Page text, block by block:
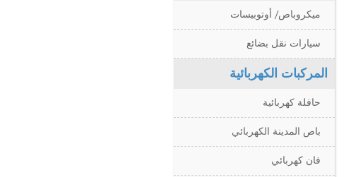
ميكروباص/ أوتوبيسات
سيارات نقل بضائع
المركبات الكهربائية
حافلة كهربائية
باص المدينة الكهربائي
فان كهربائي